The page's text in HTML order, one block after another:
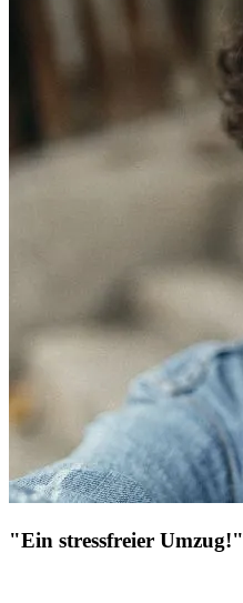
"Ein stressfreier Umzug!"